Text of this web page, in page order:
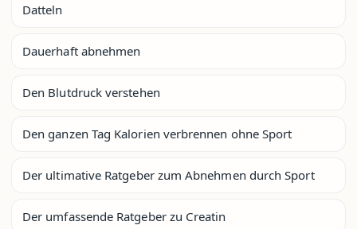
Datteln
Dauerhaft abnehmen
Den Blutdruck verstehen
Den ganzen Tag Kalorien verbrennen ohne Sport
Der ultimative Ratgeber zum Abnehmen durch Sport
Der umfassende Ratgeber zu Creatin